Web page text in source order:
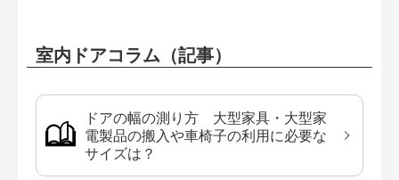
室内ドアコラム（記事）
ドアの幅の測り方 大型家具・大型家
電製品の搬入や車椅子の利用に必要な
サイズは？